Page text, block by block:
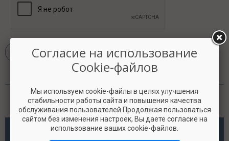
Наши услуги
Согласие на использование
Cookie-файлов
Мы используем cookie-файлы в целях улучшения
стабильности работы сайта и повышения качества
обслуживания пользователей.Продолжая пользоваться
сайтом без изменения настроек, Вы даете согласие на
использование ваших cookie-файлов.